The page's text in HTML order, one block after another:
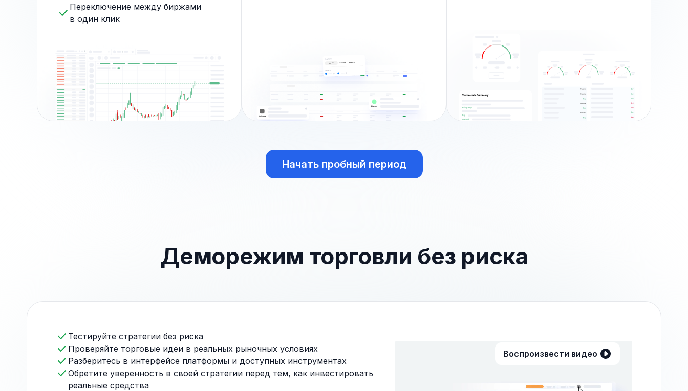
Переключение между биржами
в один клик
Начать пробный период
Деморежим торговли без риска
Тестируйте стратегии без риска
Проверяйте торговые идеи в реальных рыночных условиях
Разберитесь в интерфейсе платформы и доступных инструментах
Обретите уверенность в своей стратегии перед тем, как инвестировать
реальные средства
Воспроизвести видео